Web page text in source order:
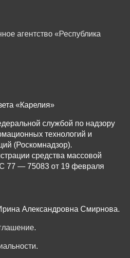
агентство «Республика
«Карелия»
службой по надзору
технологий и
(Роскомнадзор).
средства массовой
— 75083 от 19 февраля
Александровна Смирнова.
.
.